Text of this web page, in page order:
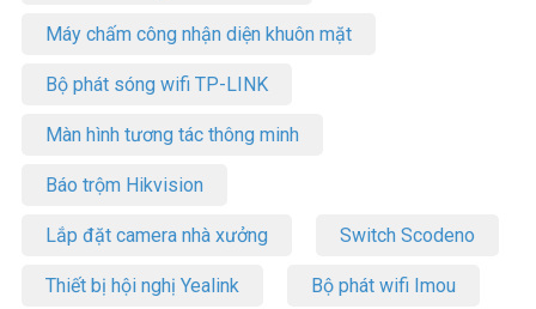
Máy chấm công nhận diện khuôn mặt
Bộ phát sóng wifi TP-LINK
Màn hình tương tác thông minh
Báo trộm Hikvision
Lắp đặt camera nhà xưởng Switch Scodeno
Thiết bị hội nghị Yealink Bộ phát wifi Imou